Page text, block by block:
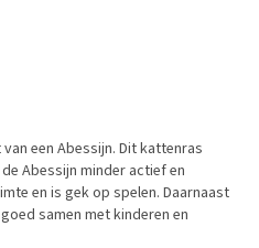
een Abessijn. Dit kattenras
Abessijn minder actief en
en is gek op spelen. Daarnaast
samen met kinderen en